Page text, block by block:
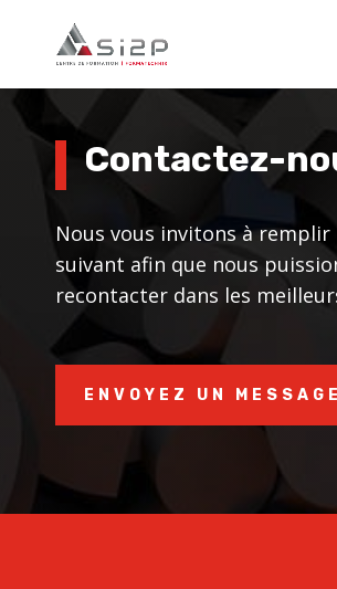
Contactez-
Nous vous invitons à
suivant afin que nous
recontacter dans les
ENVOYEZ UN MESSAGE